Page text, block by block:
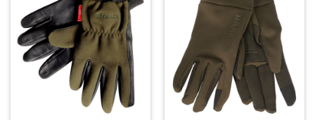
Toevoegen
aan
verlanglijst
Toevoegen
aan
verlanglijst